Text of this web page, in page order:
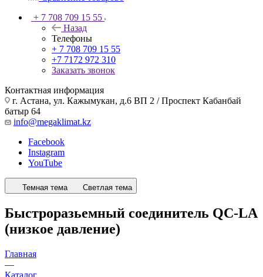
+ 7 708 709 15 55
Назад
Телефоны
+ 7 708 709 15 55
+7 7172 972 310
Заказать звонок
Контактная информация
г. Астана, ул. Кажымукан, д.6 ВП 2 / Проспект Кабанбай
батыр 64
info@megaklimat.kz
Facebook
Instagram
YouTube
Темная тема Светлая тема
Быстроразьемный соединитель QC-LA
(низкое давление)
Главная
—
Каталог